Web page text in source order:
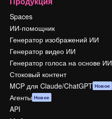
Spaces
ИИ-помощник
Генератор изображений ИИ
Генератор видео ИИ
Генератор голоса на основе ИИ
Стоковый контент
MCP для Claude/ChatGPT Новое
Агенты Новое
API